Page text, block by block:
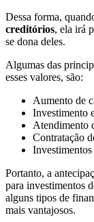
Dessa forma,
creditórios, ela irá
se dona deles.
Algumas das
esses valores, são:
Aumento de
Investimento
Atendimento
Contratação
Portanto, a
para investimentos
alguns tipos de
mais vantajosos.